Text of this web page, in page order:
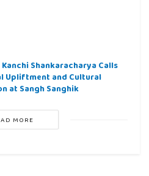
Shankaracharya Calls
Upliftment and Cultural
at Sangh Sanghik
MORE